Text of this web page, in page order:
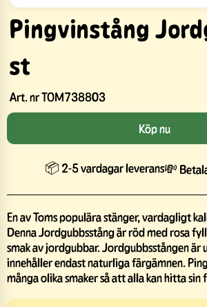
Pingvinstång
st
Art. nrTOM738803
Köp nu
📦 2-5 vardagar leverans💸
En av Toms populära stänger, vardagligt
Denna Jordgubbsstång är röd med rosa
smak av jordgubbar. Jordgubbsstången är
innehåller endast naturliga färgämnen.
många olika smaker så att alla kan hitta